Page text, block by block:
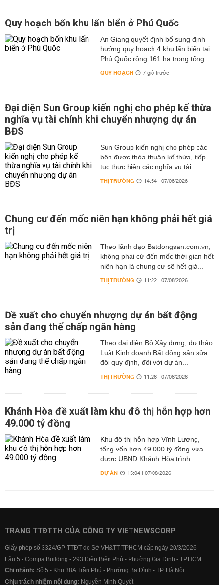
Quy hoạch bốn khu lấn biển ở Phú Quốc
An Giang quyết định bổ sung định
hướng quy hoạch 4 khu lấn biển tại
Phú Quốc rộng 161 ha trong tổng...
QUY HOẠCH 7 giờ trước
Đại diện Sun Group kiến nghị cho phép kế thừa
nghĩa vụ tài chính khi chuyển nhượng dự án
BĐS
Sun Group kiến nghị cho phép các
bên được thỏa thuận kế thừa, tiếp
tục thực hiện các nghĩa vụ tài...
THỊ TRƯỜNG 14:54 | 07/08/2026
Chung cư đến mốc niên hạn không phải hết giá
trị
Theo lãnh đạo Batdongsan.com.vn,
không phải cứ đến mốc thời gian hết
niên hạn là chung cư sẽ hết giá...
THỊ TRƯỜNG 11:22 | 07/08/2026
Đề xuất cho chuyển nhượng dự án bất động
sản đang thế chấp ngân hàng
Theo đại diện Bộ Xây dựng, dự thảo
Luật Kinh doanh Bất động sản sửa
đổi quy định, đối với dự án...
THỊ TRƯỜNG 11:26 | 07/08/2026
Khánh Hòa đề xuất làm khu đô thị hỗn hợp hơn
49.000 tỷ đồng
Khu đô thị hỗn hợp Vĩnh Lương,
tổng vốn hơn 49.000 tỷ đồng vừa
được UBND Khánh Hòa trình...
DỰ ÁN 15:04 | 07/08/2026
TRANG TTĐTTH CỦA CÔNG TY VIETNEWSCORP
Giấy phép số 3324/GP-TTĐT do Sở VH&TT TPHCM cấp ngày 20/3/2026
Lầu 5 - Compa Building - 293 Điện Biên Phủ - Phường Gia Định - TP.HCM
Chi nhánh: Số 5 - Khu 38A Trần Phú - Phường Ba Đình - TP. Hà Nội
Chịu trách nhiệm nội dung: Nguyễn Minh Quyết